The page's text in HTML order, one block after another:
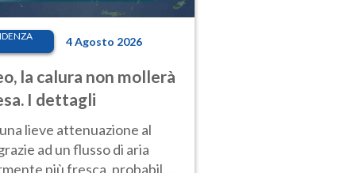
4 Agosto 2026
la calura non mollerà
I dettagli
lieve attenuazione al
ad un flusso di aria
più fresca, probabile